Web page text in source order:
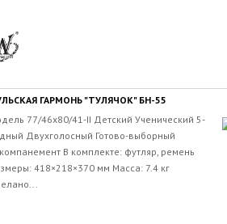
ГАРМОНЬ "ТУЛЯЧОК" БН-55
77/46х80/41-II Детский Ученический 5-
Двухголосный Готово-выборный
В комплекте: футляр, ремень
418×218×370 мм Масса: 7.4 кг